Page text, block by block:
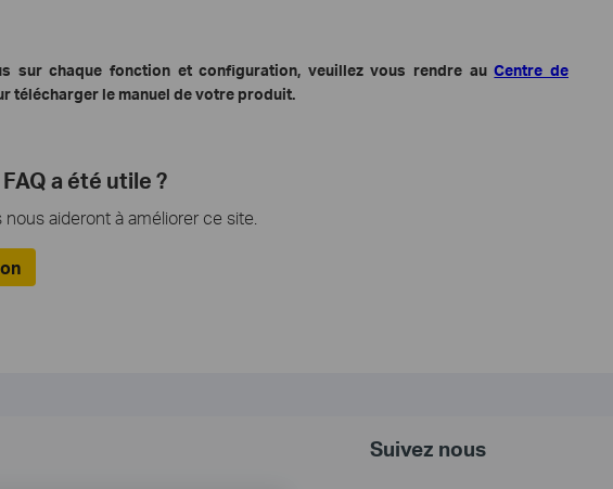
sur chaque fonction et configuration, veuillez vous rendre auCentre de
télécharger le manuel de votre produit.
a été utile ?
aideront à améliorer ce site.
Suivez nous